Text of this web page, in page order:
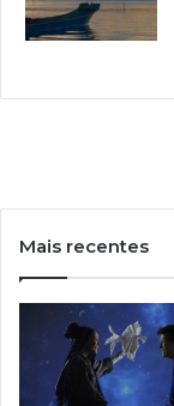
Mais recentes